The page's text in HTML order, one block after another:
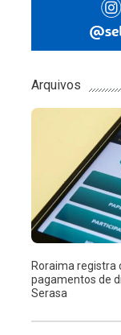
Arquivos
Roraima registra
pagamentos de
Serasa